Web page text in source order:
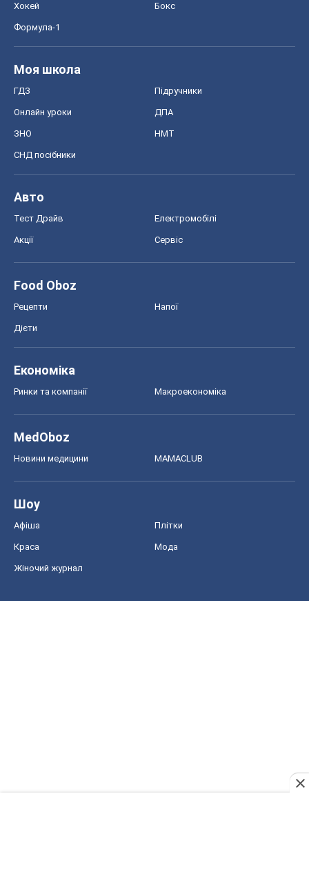
Хокей Бокс
Формула-1
Моя школа
ГДЗ Підручники
Онлайн уроки ДПА
ЗНО НМТ
СНД посібники
Авто
Тест Драйв Електромобілі
Акції Сервіс
Food Oboz
Рецепти Напої
Дієти
Економіка
Ринки та компанії Макроекономіка
MedOboz
Новини медицини MAMACLUB
Шоу
Афіша Плітки
Краса Мода
Жіночий журнал